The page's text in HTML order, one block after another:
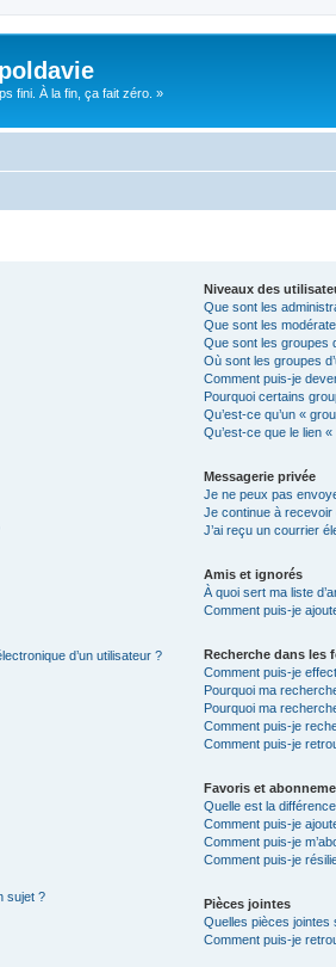
fini. À la fin, ça fait zéro. »
d’un utilisateur ?
sujet ?
Niveaux des
Que sont les
Que sont les
Que sont les groupes
Où sont les groupes
Comment puis-je
Pourquoi certains
Qu’est-ce qu’un «
Qu’est-ce que le lien «
Messagerie privée
Je ne peux pas
Je continue à
J’ai reçu un courrier
Amis et ignorés
À quoi sert ma liste
Comment puis-je
Recherche dans les
Comment puis-je
Pourquoi ma
Pourquoi ma
Comment puis-je
Comment puis-je
Favoris et
Quelle est la
Comment puis-je
Comment puis-je
Comment puis-je
Pièces jointes
Quelles pièces
Comment puis-je